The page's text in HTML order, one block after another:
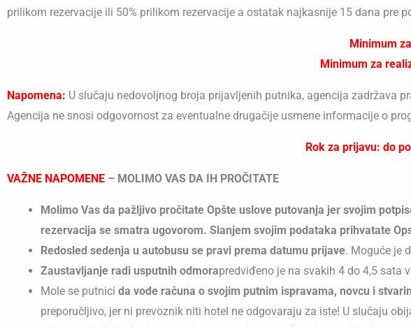
prilikom rezervacije ili 50% prilikom rezervacije a ostatak najkasnije 15 dana pre
Minimum
Minimum za
Napomena: U slučaju nedovoljnog broja prijavljenih putnika, agencija zadržava
Agencija ne snosi odgovornost za eventualne drugačije usmene informacije o
Rok za prijavu: do
VAŽNE NAPOMENE – MOLIMO VAS DA IH PROČITATE
Molimo Vas da pažljivo pročitate Opšte uslove putovanja jer svojim
rezervacija se smatra ugovorom. Slanjem svojim podataka prihvatate
Redosled sedenja u autobusu se pravi prema datumu prijave. Moguće je
Zaustavljanje radi usputnih odmorapredviđeno je na svakih 4 do 4,5
Mole se putnici da vode računa o svojim putnim ispravama, novcu i
preporučljivo, jer ni prevoznik niti hotel ne odgovaraju za iste! U slučaju